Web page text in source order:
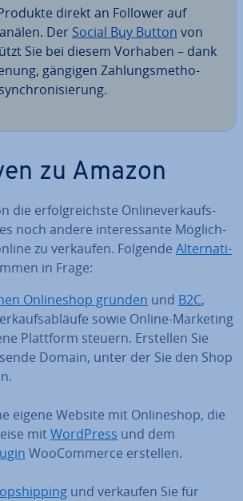
direkt an Follower auf
Der Social Buy Button von
Sie bei diesem Vorhaben – dank
gängigen Zah­lungs­me­tho­
zu Amazon
die er­folg­reichs­te On­lin­ever­kaufs­
noch andere in­ter­es­san­te Mög­lich­
zu verkaufen. Folgende Al­ter­na­ti­
in Frage:
On­line­shop gründen und B2C,
sowie Online-Marketing
Plattform steuern. Erstellen Sie
Domain, unter der Sie den Shop
eigene Website mit On­line­shop, die
mitWordPress und dem
Woo­Com­mer­ce erstellen.
und verkaufen Sie für